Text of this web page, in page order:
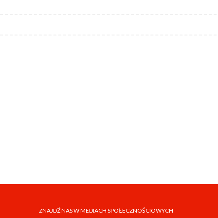
ZNAJDŹ NAS W MEDIACH SPOŁECZNOŚCIOWYCH